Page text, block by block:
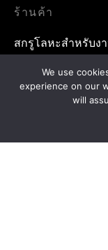
ร้านค้า
สกรูโลหะสำหรับง
อุปกรณ์เสริมสำห
น้ำยาเคมีสำหรับง
น้ำยาเคมีสำหรับง
จุดยึดสารเคมี
We use
experience on our
will